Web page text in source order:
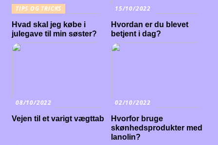
TIPS OG TRICKS
Hvad skal jeg købe i
julegave til min søster?
15/10/2022
Hvordan er du blevet
betjent i dag?
08/10/2022
Vejen til et varigt vægttab
02/10/2022
Hvorfor bruge
skønhedsprodukter med
lanolin?